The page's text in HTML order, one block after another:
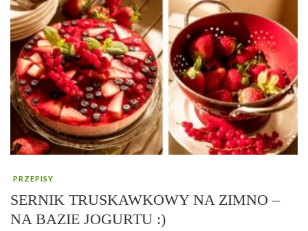
PRZEPISY
SERNIK TRUSKAWKOWY NA ZIMNO –
NA BAZIE JOGURTU :)